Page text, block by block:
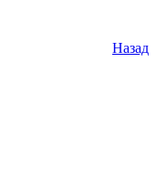
Назад